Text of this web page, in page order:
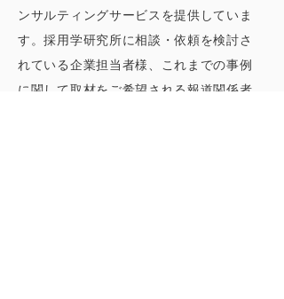
ンサルティングサービスを提供していま
す。採用学研究所に相談・依頼を検討さ
れている企業担当者様、これまでの事例
に関して取材をご希望される報道関係者